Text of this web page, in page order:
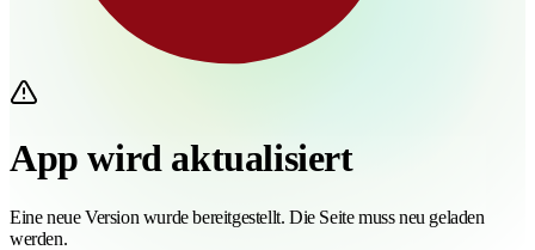
App wird aktualisiert
Eine neue Version wurde bereitgestellt. Die Seite muss neu geladen
werden.